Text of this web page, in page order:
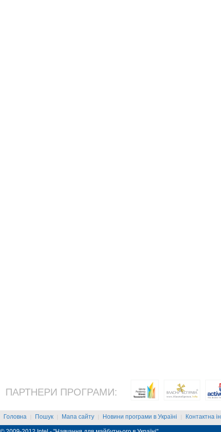
ПАРТНЕРИ ПРОГРАМИ:
Головна | Пошук | Мапа сайту | Новини програми в Україні | Контактна